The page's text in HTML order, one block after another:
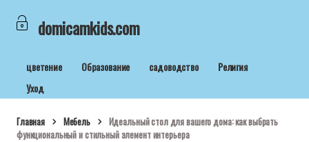
domicamkids.com
цветение Образование садоводство
Религия
Уход
Главная Мебель
Идеальный стол для вашего дома: как выбрать
функциональный и стильный элемент интерьера